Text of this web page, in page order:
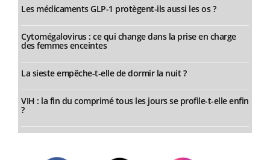
Les médicaments GLP-1 protègent-ils aussi les os ?
Cytomégalovirus : ce qui change dans la prise en charge
des femmes enceintes
La sieste empêche-t-elle de dormir la nuit ?
VIH : la fin du comprimé tous les jours se profile-t-elle enfin
?